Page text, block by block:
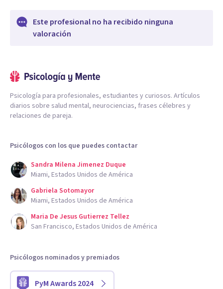
Este profesional no ha recibido ninguna
valoración
Psicología para profesionales, estudiantes y curiosos. Artículos
diarios sobre salud mental, neurociencias, frases célebres y
relaciones de pareja.
Psicólogos con los que puedes contactar
Sandra Milena Jimenez Duque
Miami, Estados Unidos de América
Gabriela Sotomayor
Miami, Estados Unidos de América
Maria De Jesus Gutierrez Tellez
San Francisco, Estados Unidos de América
Psicólogos nominados y premiados
PyM Awards 2024